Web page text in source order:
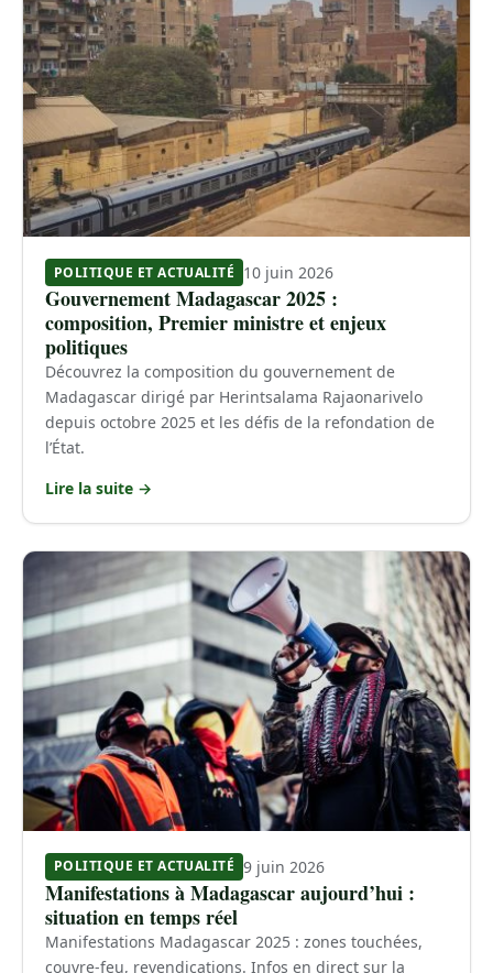
POLITIQUE ET ACTUALITÉ 10 juin 2026
Gouvernement Madagascar 2025 :
composition, Premier ministre et enjeux
politiques
Découvrez la composition du gouvernement de
Madagascar dirigé par Herintsalama Rajaonarivelo
depuis octobre 2025 et les défis de la refondation de
l’État.
Lire la suite →
POLITIQUE ET ACTUALITÉ 9 juin 2026
Manifestations à Madagascar aujourd’hui :
situation en temps réel
Manifestations Madagascar 2025 : zones touchées,
couvre-feu, revendications. Infos en direct sur la